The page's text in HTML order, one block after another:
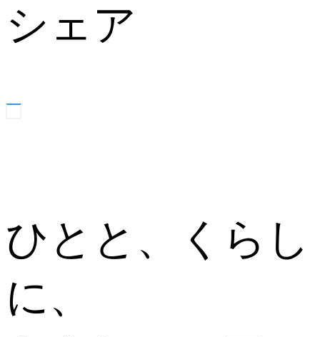
シェア
ひとと、くらし
に、